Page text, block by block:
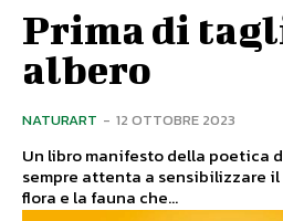
Prima di
albero
NATURART - 12 OTTOBRE 2023
Un libro manifesto della poetica
sempre attenta a sensibilizzare
flora e la fauna che...